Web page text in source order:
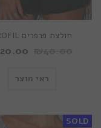
חולצת פרפרים PROFIL
20.00
ראי מוצר
SOLD